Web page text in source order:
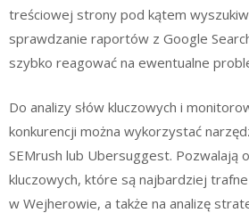
treściowej strony pod kątem
sprawdzanie raportów z Google
szybko reagować na ewentualne
Do analizy słów kluczowych i
konkurencji można wykorzystać
SEMrush lub Ubersuggest. Pozwalają
kluczowych, które są najbardziej
w Wejherowie, a także na analizę